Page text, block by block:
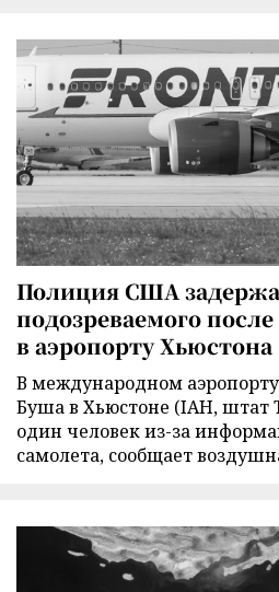
Полиция США
подозреваемого
в аэропорту Хьюстона
В международном
Буша в Хьюстоне (IAH, штат
один человек из-за
самолета, сообщает